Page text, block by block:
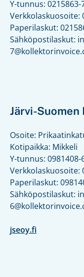
Y-tunnus: 0215863-
Verkkolaskuosoite:
Paperilaskut:
Sähköpostilaskut:
Järvi-Suomen
Osoite:
Kotipaikka: Mikkeli
Y-tunnus: 0981408-
Verkkolaskuosoite:
Paperilaskut:
Sähköpostilaskut:
jseoy.fi